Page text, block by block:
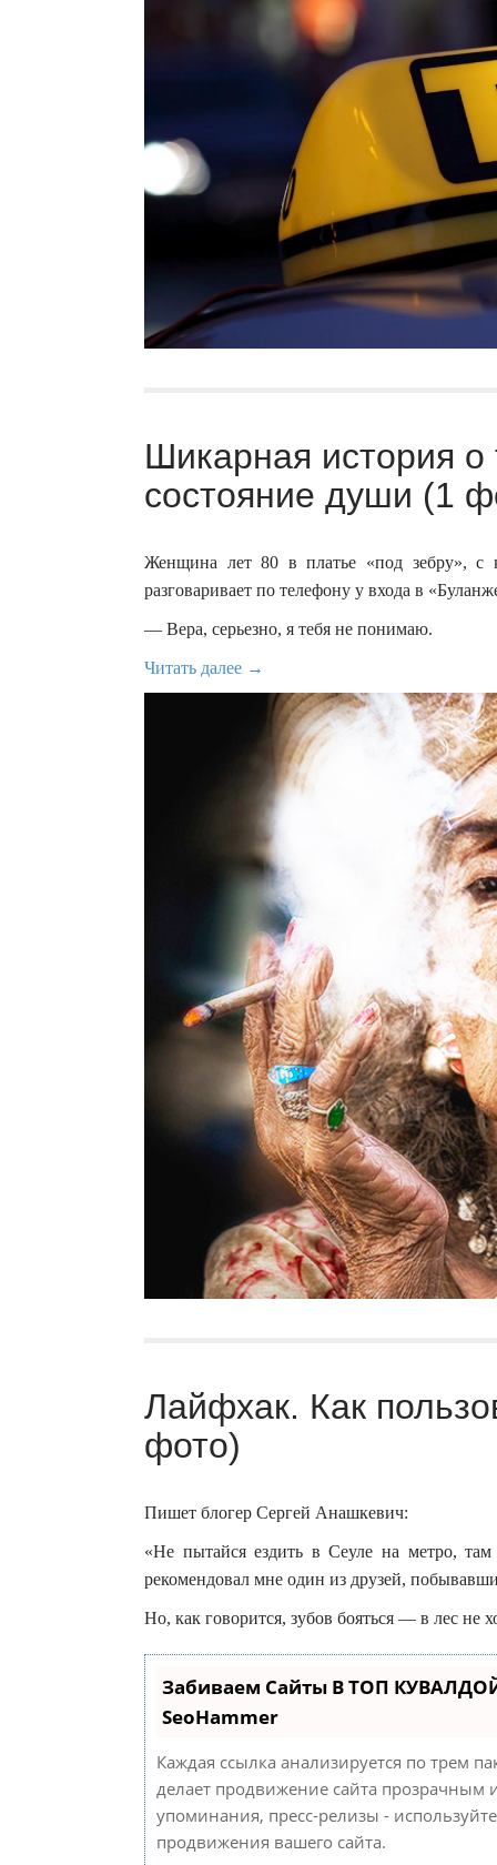
Шикарная история о
состояние души (1
Женщина лет 80 в платье «под зебру»,
разговаривает по телефону у входа в
— Вера, серьезно, я тебя не понимаю.
Читать далее →
Лайфхак. Как
фото)
Пишет блогер Сергей Анашкевич:
«Не пытайся ездить в Сеуле на метро,
рекомендовал мне один из друзей,
Но, как говорится, зубов бояться — в лес не
Забиваем Сайты В ТОП
SeoHammer
Каждая ссылка анализируется по трем
делает продвижение сайта прозрачным
упоминания, пресс-релизы -
продвижения вашего сайта.